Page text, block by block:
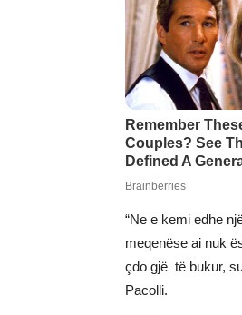
“Ne e kemi edhe
meqenëse ai nuk
çdo gjë të bukur,
Pacolli.